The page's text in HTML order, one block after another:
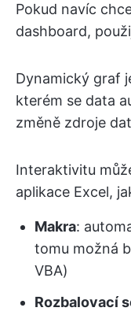
Pokud navíc
dashboard,
Dynamický graf
kterém se data
změně zdroje
Interaktivitu
aplikace Excel,
Makra:
tomu možná
VBA)
Rozbalovací